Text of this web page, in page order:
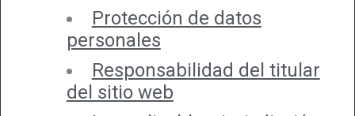
Protección de datos
personales
Responsabilidad del titular
del sitio web